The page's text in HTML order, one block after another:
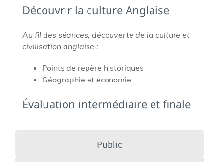
Découvrir la culture Anglaise
Au fil des séances, découverte de la culture et
civilisation anglaise :
Points de repère historiques
Géographie et économie
Évaluation intermédiaire et finale
Public